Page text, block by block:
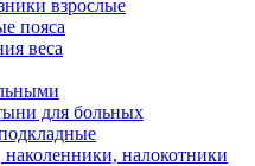
взрослые
пояса
веса
для больных
налокотники